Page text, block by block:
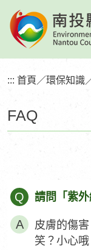
到
要
塊FAQ
::: 首頁 ／環保知識
Q 請問「紫
皮膚的傷
笑？小心